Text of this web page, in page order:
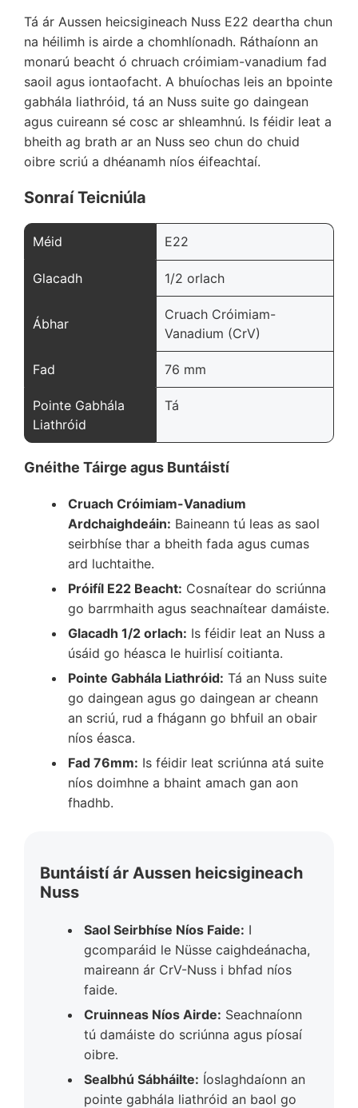
Tá ár Aussen heicsigineach Nuss E22 deartha chun
na héilimh is airde a chomhlíonadh. Ráthaíonn an
monarú beacht ó chruach cróimiam-vanadium fad
saoil agus iontaofacht. A bhuíochas leis an bpointe
gabhála liathróid, tá an Nuss suite go daingean
agus cuireann sé cosc ar shleamhnú. Is féidir leat a
bheith ag brath ar an Nuss seo chun do chuid
oibre scriú a dhéanamh níos éifeachtaí.
Sonraí Teicniúla
Méid E22
Glacadh 1/2 orlach
Ábhar
Cruach Cróimiam-
Vanadium (CrV)
Fad 76 mm
Pointe Gabhála
Liathróid
Tá
Gnéithe Táirge agus Buntáistí
Cruach Cróimiam-Vanadium
Ardchaighdeáin: Baineann tú leas as saol
seirbhíse thar a bheith fada agus cumas
ard luchtaithe.
Próifíl E22 Beacht: Cosnaítear do scriúnna
go barrmhaith agus seachnaítear damáiste.
Glacadh 1/2 orlach: Is féidir leat an Nuss a
úsáid go héasca le huirlisí coitianta.
Pointe Gabhála Liathróid: Tá an Nuss suite
go daingean agus go daingean ar cheann
an scriú, rud a fhágann go bhfuil an obair
níos éasca.
Fad 76mm: Is féidir leat scriúnna atá suite
níos doimhne a bhaint amach gan aon
fhadhb.
Buntáistí ár Aussen heicsigineach
Nuss
Saol Seirbhíse Níos Faide: I
gcomparáid le Nüsse caighdeánacha,
maireann ár CrV-Nuss i bhfad níos
faide.
Cruinneas Níos Airde: Seachnaíonn
tú damáiste do scriúnna agus píosaí
oibre.
Sealbhú Sábháilte: Íoslaghdaíonn an
pointe gabhála liathróid an baol go